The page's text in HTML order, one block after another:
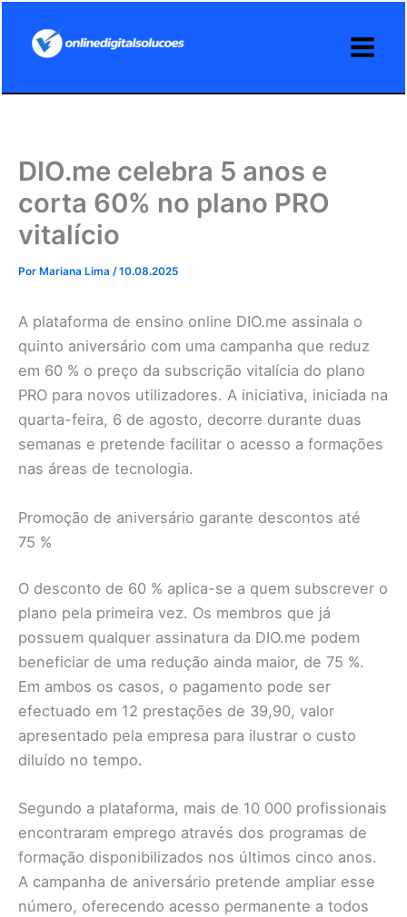
DIO.me celebra 5 anos e
corta 60% no plano PRO
vitalício
Por Mariana Lima /10.08.2025
A plataforma de ensino online DIO.me assinala o
quinto aniversário com uma campanha que reduz
em 60 % o preço da subscrição vitalícia do plano
PRO para novos utilizadores. A iniciativa, iniciada na
quarta-feira, 6 de agosto, decorre durante duas
semanas e pretende facilitar o acesso a formações
nas áreas de tecnologia.
Promoção de aniversário garante descontos até
75 %
O desconto de 60 % aplica-se a quem subscrever o
plano pela primeira vez. Os membros que já
possuem qualquer assinatura da DIO.me podem
beneficiar de uma redução ainda maior, de 75 %.
Em ambos os casos, o pagamento pode ser
efectuado em 12 prestações de 39,90, valor
apresentado pela empresa para ilustrar o custo
diluído no tempo.
Segundo a plataforma, mais de 10 000 profissionais
encontraram emprego através dos programas de
formação disponibilizados nos últimos cinco anos.
A campanha de aniversário pretende ampliar esse
número, oferecendo acesso permanente a todos